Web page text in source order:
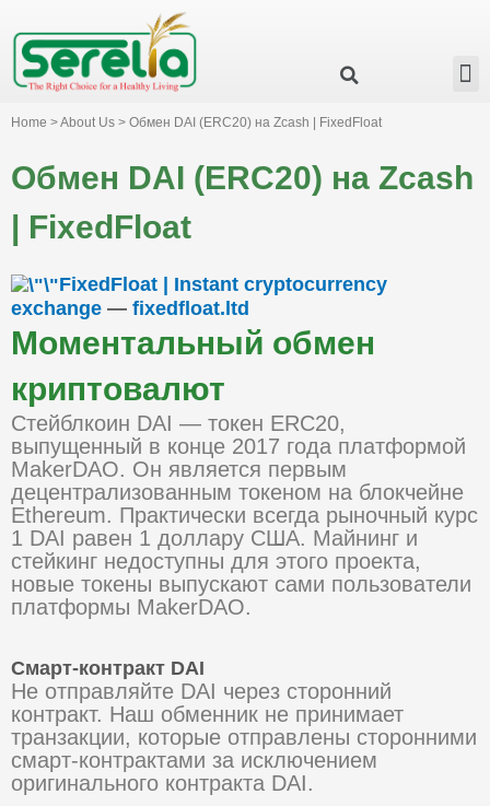
Home > About Us > Обмен DAI (ERC20) на Zcash | FixedFloat
Обмен DAI (ERC20) на Zcash
| FixedFloat
FixedFloat | Instant cryptocurrency
exchange — fixedfloat.ltd
Моментальный обмен
криптовалют
Стейблкоин DAI — токен ERC20,
выпущенный в конце 2017 года платформой
MakerDAO. Он является первым
децентрализованным токеном на блокчейне
Ethereum. Практически всегда рыночный курс
1 DAI равен 1 доллару США. Майнинг и
стейкинг недоступны для этого проекта,
новые токены выпускают сами пользователи
платформы MakerDAO.
Смарт-контракт DAI
Не отправляйте DAI через сторонний
контракт. Наш обменник не принимает
транзакции, которые отправлены сторонними
смарт-контрактами за исключением
оригинального контракта DAI.